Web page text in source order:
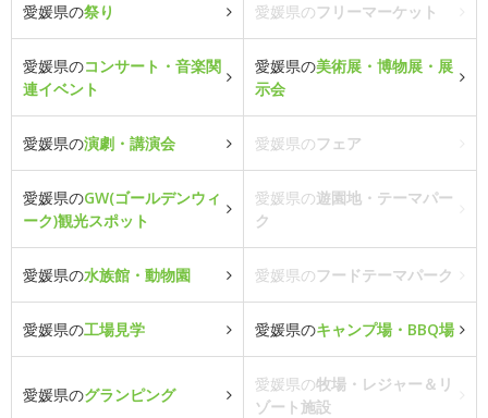
愛媛県の祭り 愛媛県のフリーマーケット
愛媛県のコンサート・音楽関
連イベント
愛媛県の美術展・博物展・展
示会
愛媛県の演劇・講演会 愛媛県のフェア
愛媛県のGW(ゴールデンウィ
ーク)観光スポット
愛媛県の遊園地・テーマパー
ク
愛媛県の水族館・動物園 愛媛県のフードテーマパーク
愛媛県の工場見学 愛媛県のキャンプ場・BBQ場
愛媛県のグランピング
愛媛県の牧場・レジャー＆リ
ゾート施設